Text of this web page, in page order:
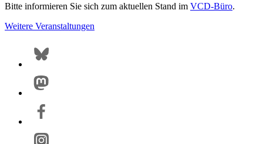
Bitte informieren Sie sich zum aktuellen Stand im VCD-Büro.
Weitere Veranstaltungen